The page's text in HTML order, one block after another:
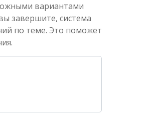
вариантами
завершите, система
по теме. Это поможет